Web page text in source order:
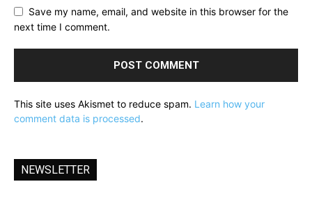
Save my name, email, and website in this browser for the
next time I comment.
This site uses Akismet to reduce spam. Learn how your
comment data is processed.
NEWSLETTER